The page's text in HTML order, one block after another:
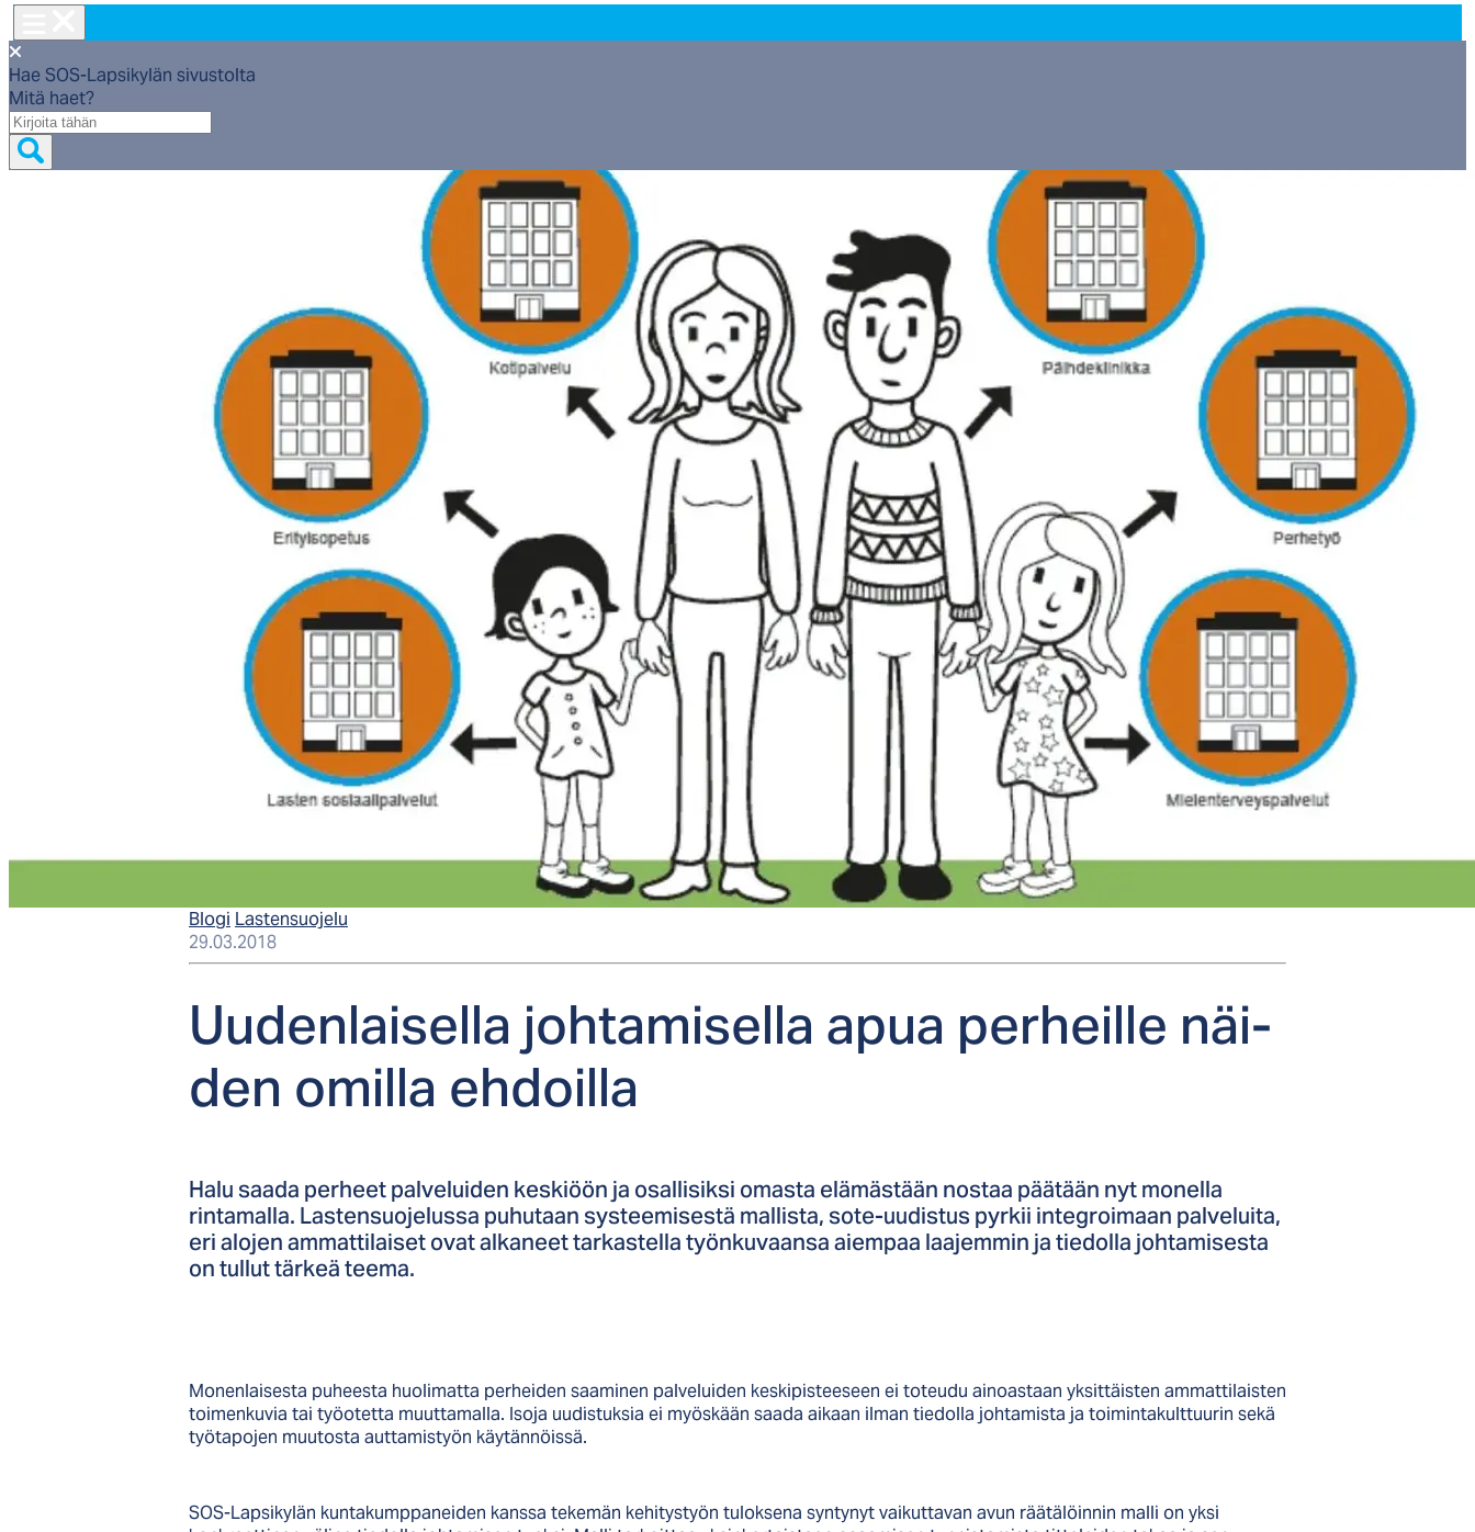
Hae SOS-Lapsikylän sivustolta
Mitä haet?
Mitä
haet?
Blogi Lastensuojelu
29.03.2018
Uu­den­lai­sel­la joh­ta­mi­sel­la apua per­heil­le näi­
den omil­la eh­doil­la
Halu saada perheet palveluiden keskiöön ja osallisiksi omasta elämästään nostaa päätään nyt monella
rintamalla. Lastensuojelussa puhutaan systeemisestä mallista, sote-uudistus pyrkii integroimaan palveluita,
eri alojen ammattilaiset ovat alkaneet tarkastella työnkuvaansa aiempaa laajemmin ja tiedolla johtamisesta
on tullut tärkeä teema.
Monenlaisesta puheesta huolimatta perheiden saaminen palveluiden keskipisteeseen ei toteudu ainoastaan yksittäisten ammattilaisten
toimenkuvia tai työotetta muuttamalla. Isoja uudistuksia ei myöskään saada aikaan ilman tiedolla johtamista ja toimintakulttuurin sekä
työtapojen muutosta auttamistyön käytännöissä.
SOS-Lapsikylän kuntakumppaneiden kanssa tekemän kehitystyön tuloksena syntynyt vaikuttavan avun räätälöinnin malli on yksi